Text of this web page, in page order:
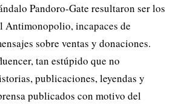
Pandoro-Gate resultaron ser los
Antimonopolio, incapaces de
sobre ventas y donaciones.
tan estúpido que no
publicaciones, leyendas y
publicados con motivo del